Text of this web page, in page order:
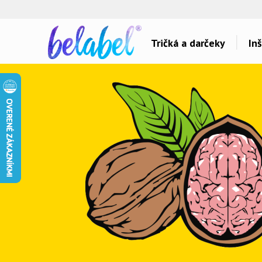
Tričká a darčeky
Dárky pro..
Dárky pro maminku
Dárky pro babičku
Dárky pro bráchu
Dárky pro dědu
Dárky pro partnera
Dárky pro partnerku
Dárky pro přátele
Láska
Šport a auta
Hlášky
Detské
Hudba & Film
Humor
Ostatné
Všetko..